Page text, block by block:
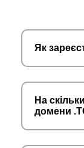
Як
На
домени